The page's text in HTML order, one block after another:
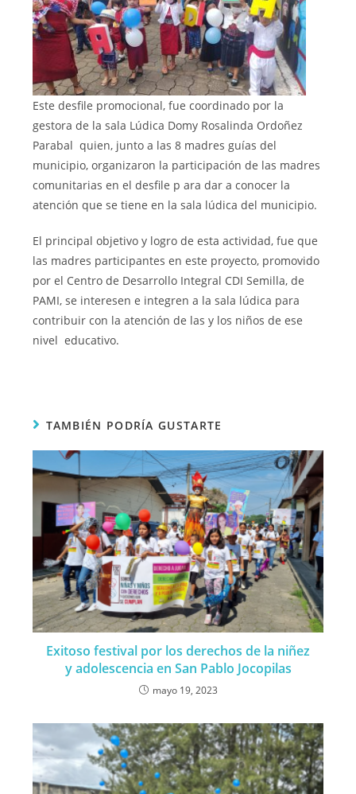
Este desfile promocional, fue coordinado por la
gestora de la sala Lúdica Domy Rosalinda Ordoñez
Parabal quien, junto a las 8 madres guías del
municipio, organizaron la participación de las madres
comunitarias en el desfile p ara dar a conocer la
atención que se tiene en la sala lúdica del municipio.
El principal objetivo y logro de esta actividad, fue que
las madres participantes en este proyecto, promovido
por el Centro de Desarrollo Integral CDI Semilla, de
PAMI, se interesen e integren a la sala lúdica para
contribuir con la atención de las y los niños de ese
nivel educativo.
TAMBIÉN PODRÍA GUSTARTE
Exitoso festival por los derechos de la niñez
y adolescencia en San Pablo Jocopilas
mayo 19, 2023